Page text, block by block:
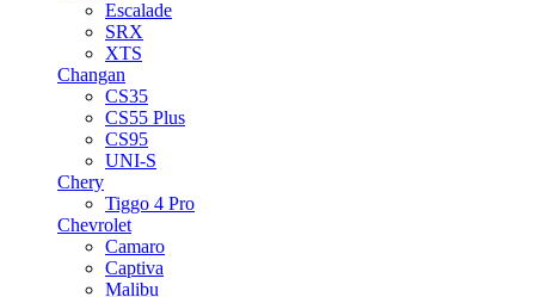
Escalade
SRX
XTS
Changan
CS35
CS55 Plus
CS95
UNI-S
Chery
Tiggo 4 Pro
Chevrolet
Camaro
Captiva
Malibu